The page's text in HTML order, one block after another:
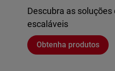
Descubra as
escaláveis
Obtenha produtos